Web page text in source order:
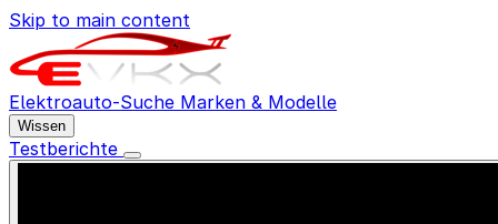
Skip to main content
Elektroauto-Suche Marken & Modelle
Wissen
Testberichte